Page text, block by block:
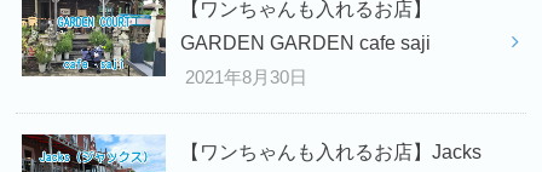
【ワンちゃんも入れるお店】
GARDEN GARDEN cafe saji
2021年8月30日
【ワンちゃんも入れるお店】Jacks